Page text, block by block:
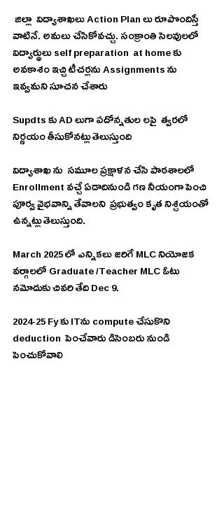
వాటినే. అమలు చేసికోవచ్చు. సంక్రాంతి సెలవులలో
విద్యార్థులు self preparation  at home కు
అవకాశం ఇచ్చి టీచర్లను Assignments ను
ఇవ్వమని సూచన చేశారు
Supdts కు AD లుగా పదోన్నతుల లపై  త్వరలో
నిర్ణయం తీసుకోనట్లు తెలుస్తుంది
విద్యాశాఖ ను  సమూల ప్రక్షాళన చేసి పాఠశాలలో
Enrollment వచ్చే ఏడాదినుండి గణ నీయంగా పెంచి
పూర్వ వైభవాన్ని తేవాలని  ప్రభుత్వం కృత నిశ్చయంతో
ఉన్నట్లు తెలుస్తుంది.
March 2025 లో ఎన్నికలు జరిగే MLC నియోజక
వర్గాలలో Graduate /Teacher MLC ఓటు
నమోదుకు చివరి తేది Dec 9.
2024-25 Fy కు ITను compute చేసుకొని
deduction  పెంచేవారు డిసెంబరు నుండి
పెంచుకోవాలి